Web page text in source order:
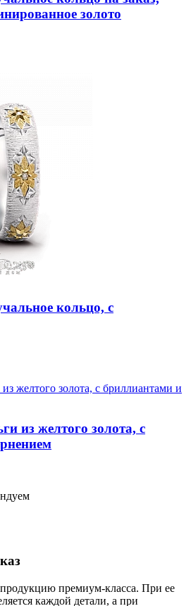
золото
кольцо, с
из желтого золота, с
премиум-класса. При ее
каждой детали, а при